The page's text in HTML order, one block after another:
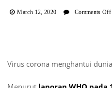
March 12, 2020 Comments Off
Virus corona menghantui